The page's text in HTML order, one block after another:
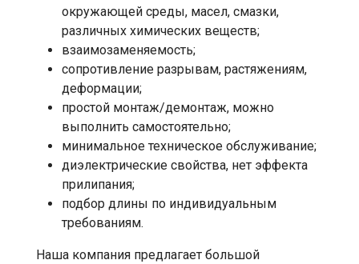
окружающей среды, масел, смазки,
различных химических веществ;
взаимозаменяемость;
сопротивление разрывам, растяжениям,
деформации;
простой монтаж/демонтаж, можно
выполнить самостоятельно;
минимальное техническое обслуживание;
диэлектрические свойства, нет эффекта
прилипания;
подбор длины по индивидуальным
требованиям.
Наша компания предлагает большой